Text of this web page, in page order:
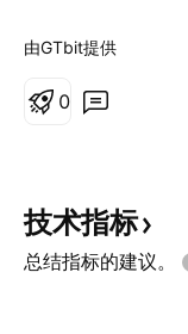
由GTbit提供
0
技术指标
总结指标的建议。